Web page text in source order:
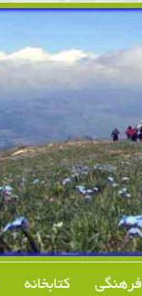
فرهنگی کتابخانه